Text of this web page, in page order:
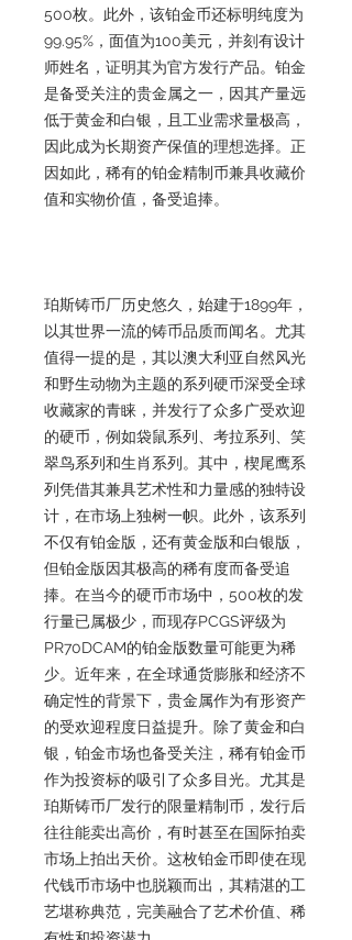
500枚。此外，该铂金币还标明纯度为
99.95%，面值为100美元，并刻有设计
师姓名，证明其为官方发行产品。铂金
是备受关注的贵金属之一，因其产量远
低于黄金和白银，且工业需求量极高，
因此成为长期资产保值的理想选择。正
因如此，稀有的铂金精制币兼具收藏价
值和实物价值，备受追捧。
珀斯铸币厂历史悠久，始建于1899年，
以其世界一流的铸币品质而闻名。尤其
值得一提的是，其以澳大利亚自然风光
和野生动物为主题的系列硬币深受全球
收藏家的青睐，并发行了众多广受欢迎
的硬币，例如袋鼠系列、考拉系列、笑
翠鸟系列和生肖系列。其中，楔尾鹰系
列凭借其兼具艺术性和力量感的独特设
计，在市场上独树一帜。此外，该系列
不仅有铂金版，还有黄金版和白银版，
但铂金版因其极高的稀有度而备受追
捧。在当今的硬币市场中，500枚的发
行量已属极少，而现存PCGS评级为
PR70DCAM的铂金版数量可能更为稀
少。近年来，在全球通货膨胀和经济不
确定性的背景下，贵金属作为有形资产
的受欢迎程度日益提升。除了黄金和白
银，铂金市场也备受关注，稀有铂金币
作为投资标的吸引了众多目光。尤其是
珀斯铸币厂发行的限量精制币，发行后
往往能卖出高价，有时甚至在国际拍卖
市场上拍出天价。这枚铂金币即使在现
代钱币市场中也脱颖而出，其精湛的工
艺堪称典范，完美融合了艺术价值、稀